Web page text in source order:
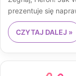
prezentuje się
CZYTAJ DALEJ »